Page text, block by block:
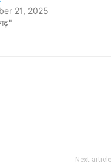
21, 2025
Next article